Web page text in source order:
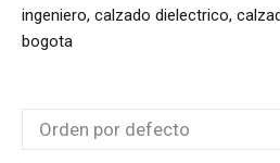
ingeniero, calzado dielectrico,
bogota